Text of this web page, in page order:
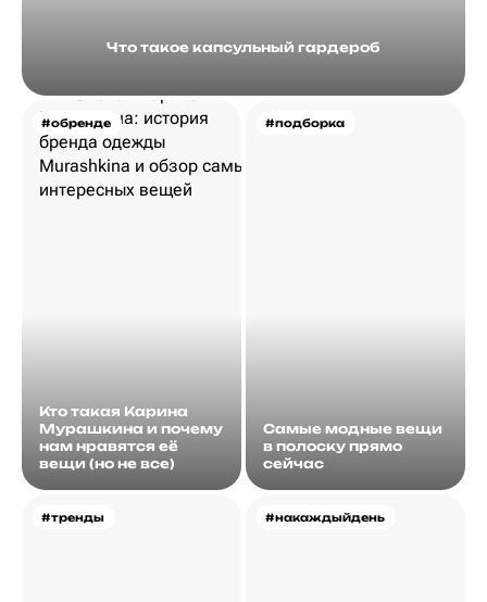
Что такое капсульный гардероб
#обренде
Кто такая Карина
Мурашкина и почему
нам нравятся её
вещи (но не все)
#подборка
Самые модные вещи
в полоску прямо
сейчас
#тренды #накаждыйдень